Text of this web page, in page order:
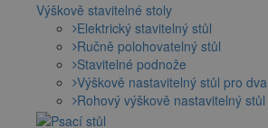
Výškově stavitelné stoly
Elektrický stavitelný stůl
Ručně polohovatelný stůl
Stavitelné podnože
Výškově nastavitelný stůl pro dva
Rohový výškově nastavitelný stůl